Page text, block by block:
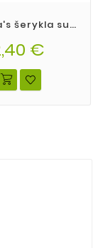
šerykla su
dydis M
€